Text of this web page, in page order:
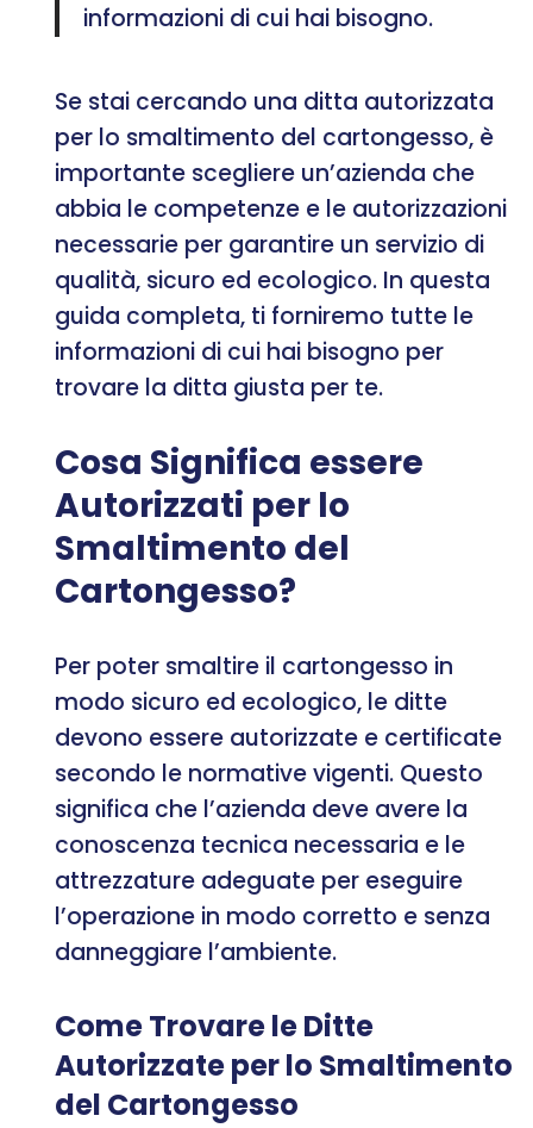
informazioni di cui hai bisogno.
Se stai cercando una ditta autorizzata
per lo smaltimento del cartongesso, è
importante scegliere un’azienda che
abbia le competenze e le autorizzazioni
necessarie per garantire un servizio di
qualità, sicuro ed ecologico. In questa
guida completa, ti forniremo tutte le
informazioni di cui hai bisogno per
trovare la ditta giusta per te.
Cosa Significa essere
Autorizzati per lo
Smaltimento del
Cartongesso?
Per poter smaltire il cartongesso in
modo sicuro ed ecologico, le ditte
devono essere autorizzate e certificate
secondo le normative vigenti. Questo
significa che l’azienda deve avere la
conoscenza tecnica necessaria e le
attrezzature adeguate per eseguire
l’operazione in modo corretto e senza
danneggiare l’ambiente.
Come Trovare le Ditte
Autorizzate per lo Smaltimento
del Cartongesso